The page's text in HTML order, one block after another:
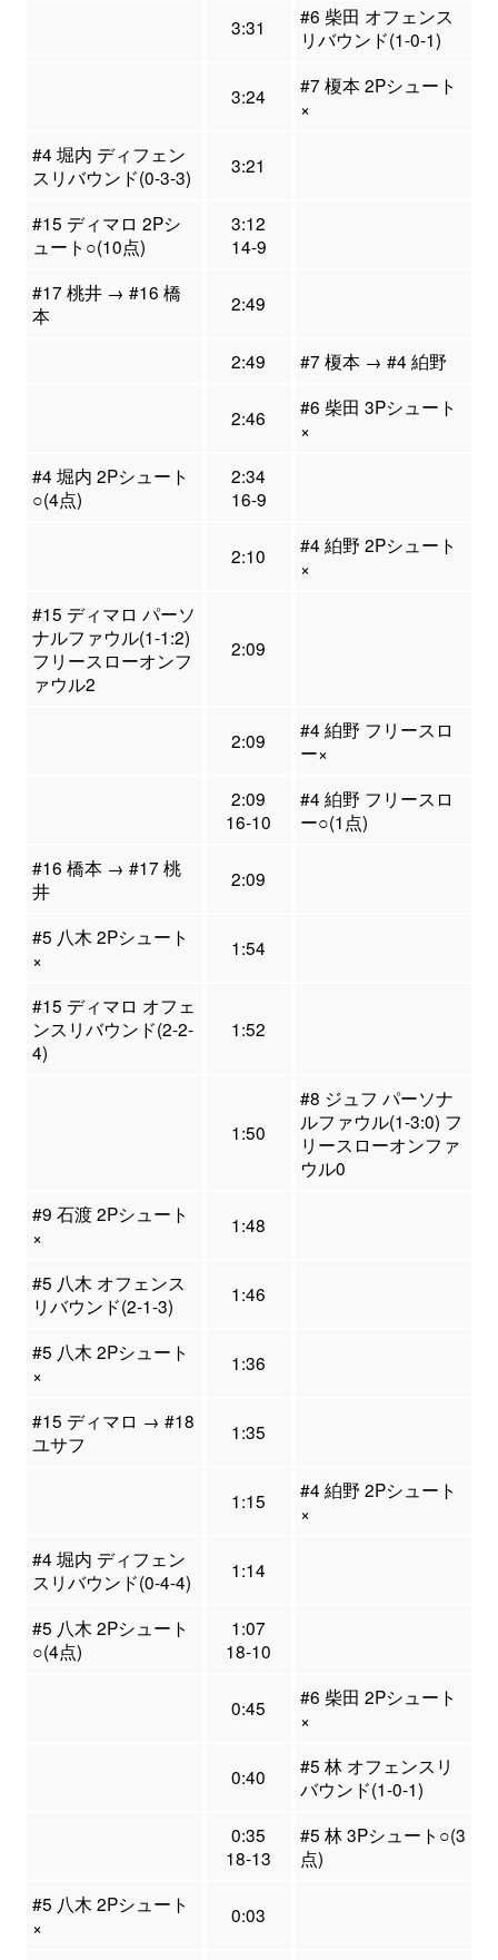
3:31
#6 柴田 オフェンス
リバウンド(1-0-1)
3:24
#7 榎本 2Pシュート
×
#4 堀内 ディフェン
スリバウンド(0-3-3)
3:21
#15 ディマロ 2Pシ
ュート○(10点)
3:12
14-9
#17 桃井 → #16 橋
本
2:49
2:49 #7 榎本 → #4 絈野
2:46
#6 柴田 3Pシュート
×
#4 堀内 2Pシュート
○(4点)
2:34
16-9
2:10
#4 絈野 2Pシュート
×
#15 ディマロ パーソ
ナルファウル(1-1:2)
フリースローオンフ
ァウル2
2:09
2:09
#4 絈野 フリースロ
ー×
2:09
16-10
#4 絈野 フリースロ
ー○(1点)
#16 橋本 → #17 桃
井
2:09
#5 八木 2Pシュート
×
1:54
#15 ディマロ オフェ
ンスリバウンド(2-2-
4)
1:52
1:50
#8 ジュフ パーソナ
ルファウル(1-3:0) フ
リースローオンファ
ウル0
#9 石渡 2Pシュート
×
1:48
#5 八木 オフェンス
リバウンド(2-1-3)
1:46
#5 八木 2Pシュート
×
1:36
#15 ディマロ → #18
ユサフ
1:35
1:15
#4 絈野 2Pシュート
×
#4 堀内 ディフェン
スリバウンド(0-4-4)
1:14
#5 八木 2Pシュート
○(4点)
1:07
18-10
0:45
#6 柴田 2Pシュート
×
0:40
#5 林 オフェンスリ
バウンド(1-0-1)
0:35
18-13
#5 林 3Pシュート○(3
点)
#5 八木 2Pシュート
×
0:03